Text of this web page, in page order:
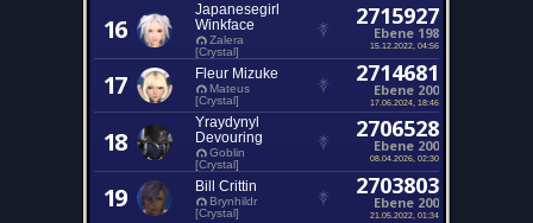
16
Japanesegirl
Winkface
Zalera
[Crystal]
2715927
Ebene 198
15.12.2022, 04:56
17 Fleur Mizuke
Mateus
[Crystal]
2714681
Ebene 200
17.06.2024, 18:46
18
Yraydynyl
Devouring
Goblin
[Crystal]
2706528
Ebene 200
08.04.2026, 02:30
19 Bill Crittin
Brynhildr
[Crystal]
2703803
Ebene 200
21.05.2022, 01:34